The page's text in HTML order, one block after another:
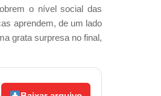
o nível social das
aprendem, de um lado
grata surpresa no final,